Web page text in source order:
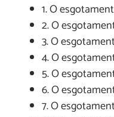
1. O
2. O
3. O
4. O
5. O
6. O
7. O